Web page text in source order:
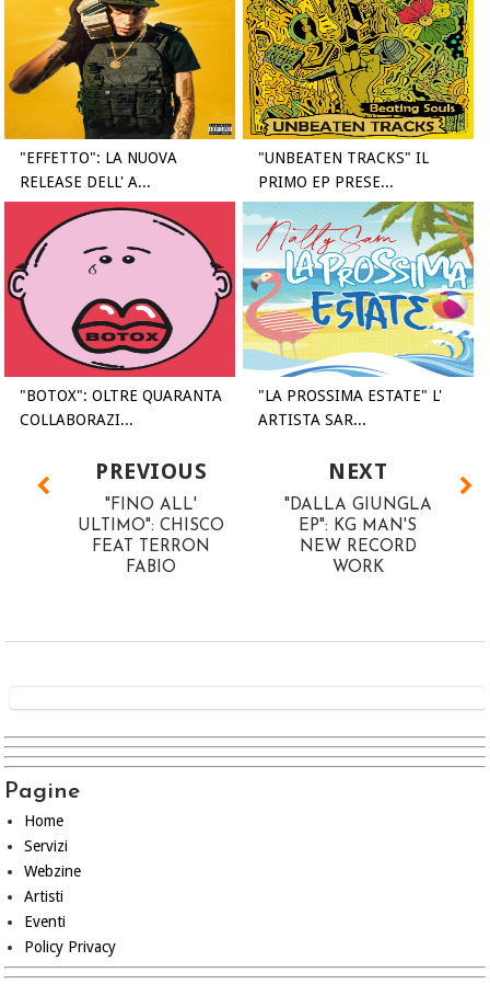
"EFFETTO": LA NUOVA
RELEASE DELL' A...
"UNBEATEN TRACKS" IL
PRIMO EP PRESE...
"BOTOX": OLTRE QUARANTA
COLLABORAZI...
"LA PROSSIMA ESTATE" L'
ARTISTA SAR...
NEXT
"DALLA GIUNGLA
EP": KG MAN'S
NEW RECORD
WORK
PREVIOUS
"FINO ALL'
ULTIMO": CHISCO
FEAT TERRON
FABIO
Pagine
Home
Servizi
Webzine
Artisti
Eventi
Policy Privacy